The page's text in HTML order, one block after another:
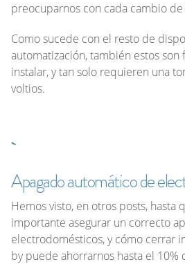
preocuparnos con cada cambio de
Como sucede con el resto de
automatización, también estos son
instalar, y tan solo requieren una
voltios.
Apagado automático de
Hemos visto, en otros posts, hasta
importante asegurar un correcto
electrodomésticos, y cómo cerrar
bypuede ahorrarnos hasta el 10%